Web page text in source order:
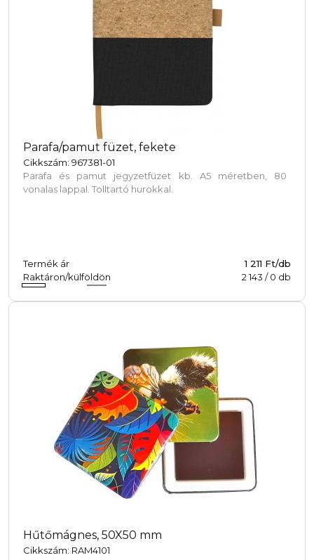
Parafa/pamut füzet, fekete
Cikkszám: 967381-01
Parafa és pamut jegyzetfüzet kb. A5 méretben, 80
vonalas lappal. Tolltartó hurokkal.
Termék ár
1 211 Ft/db
Raktáron/külföldön
2 143 /0 db
Hűtőmágnes, 50X50 mm
Cikkszám: RAM4101